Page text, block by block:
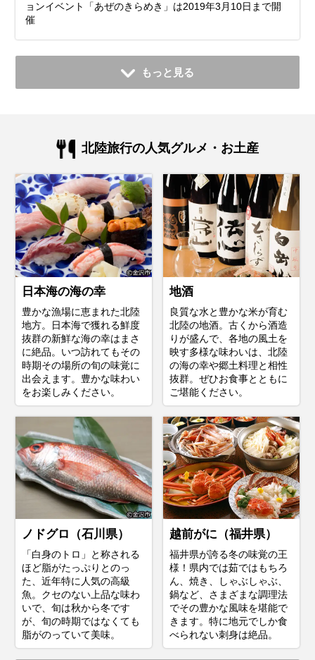
ョンイベント「あぜのきらめき」は2019年3月10日まで開
催
もっと見る
北陸旅行の人気グルメ・お土産
日本海の海の幸
豊かな漁場に恵まれた北陸
地方。日本海で獲れる鮮度
抜群の新鮮な海の幸はまさ
に絶品。いつ訪れてもその
時期その場所の旬の味覚に
出会えます。豊かな味わい
をお楽しみください。
地酒
良質な水と豊かな米が育む
北陸の地酒。古くから酒造
りが盛んで、各地の風土を
映す多様な味わいは、北陸
の海の幸や郷土料理と相性
抜群。ぜひお食事とともに
ご堪能ください。
ノドグロ（石川県）
「白身のトロ」と称される
ほど脂がたっぷりとのっ
た、近年特に人気の高級
魚。クセのない上品な味わ
いで、旬は秋から冬です
が、旬の時期ではなくても
脂がのっていて美味。
越前がに（福井県）
福井県が誇る冬の味覚の王
様！県内では茹ではもちろ
ん、焼き、しゃぶしゃぶ、
鍋など、さまざまな調理法
でその豊かな風味を堪能で
きます。特に地元でしか食
べられない刺身は絶品。